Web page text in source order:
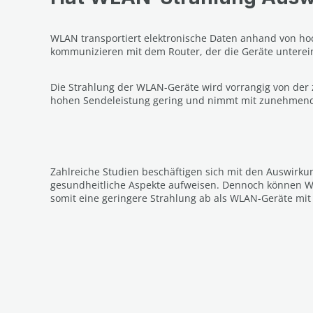
WLAN transportiert elektronische Daten anhand von
kommunizieren mit dem Router, der die Geräte
Die Strahlung der WLAN-Geräte wird vorrangig von
hohen Sendeleistung gering und nimmt mit
Zahlreiche Studien beschäftigen sich mit den
gesundheitliche Aspekte aufweisen. Dennoch können
somit eine geringere Strahlung ab als WLAN-Geräte